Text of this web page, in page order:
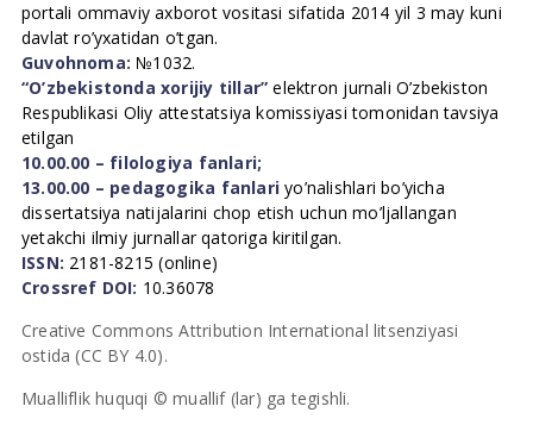
portali ommaviy axborot vositasi sifatida 2014 yil 3 may kuni
davlat ro’yxatidan o’tgan.
Guvohnoma: №1032.
“O’zbekistonda xorijiy tillar” elektron jurnali O’zbekiston
Respublikasi Oliy attestatsiya komissiyasi tomonidan tavsiya
etilgan
10.00.00 – filologiya fanlari;
13.00.00 – pedagogika fanlari yo’nalishlari bo’yicha
dissertatsiya natijalarini chop etish uchun mo’ljallangan
yetakchi ilmiy jurnallar qatoriga kiritilgan.
ISSN: 2181-8215 (online)
Crossref DOI: 10.36078
Creative Commons Attribution International litsenziyasi
ostida (CC BY 4.0).
Mualliflik huquqi © muallif (lar) ga tegishli.